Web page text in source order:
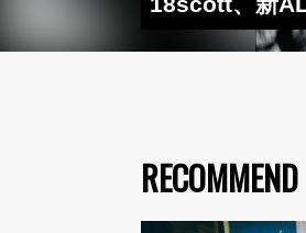
RECOMMEND